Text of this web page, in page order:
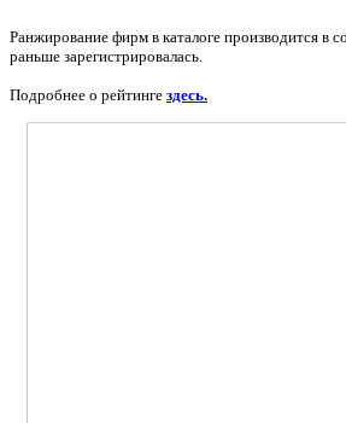
Ранжирование фирм в каталоге производится в
раньше зарегистрировалась.
Подробнее о рейтинге здесь.